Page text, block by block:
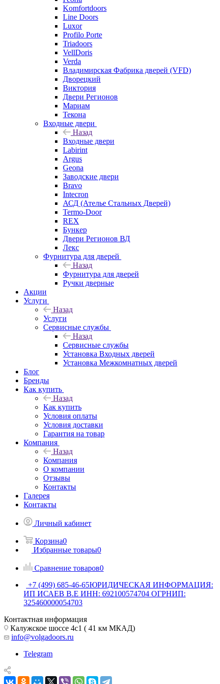
Komfortdoors
Line Doors
Luxor
Profilo Porte
Triadoors
VellDoris
Verda
Владимирская Фабрика дверей (VFD)
Дворецкий
Виктория
Двери Регионов
Мариам
Текона
Входные двери
Назад
Входные двери
Labirint
Argus
Geona
Заводские двери
Bravo
Intecron
АСД (Ателье Стальных Дверей)
Termo-Door
REX
Бункер
Двери Регионов ВД
Лекс
Фурнитура для дверей
Назад
Фурнитура для дверей
Ручки дверные
Акции
Услуги
Назад
Услуги
Сервисные службы
Назад
Сервисные службы
Установка Входных дверей
Установка Межкомнатных дверей
Блог
Бренды
Как купить
Назад
Как купить
Условия оплаты
Условия доставки
Гарантия на товар
Компания
Назад
Компания
О компании
Отзывы
Контакты
Галерея
Контакты
Личный кабинет
Корзина0
Избранные товары0
Сравнение товаров0
+7 (499) 685-46-65ЮРИДИЧЕСКАЯ ИНФОРМАЦИЯ:
ИП ИСАЕВ В.Е ИНН: 692100574704 ОГРНИП:
325460000054703
Контактная информация
Калужское шоссе 4с1 ( 41 км МКАД)
info@volgadoors.ru
Telegram